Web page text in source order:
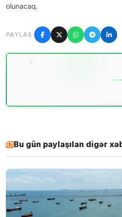
olunacaq.
PAYLAŞ
Bu gün paylaşılan digər